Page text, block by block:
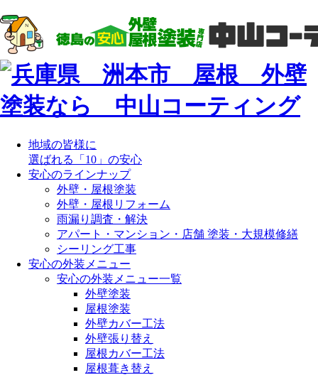
地域の皆様に
選ばれる「10」の安心
安心のラインナップ
外壁・屋根塗装
外壁・屋根リフォーム
雨漏り調査・解決
アパート・マンション・店舗 塗装・大規模修繕
シーリング工事
安心の外装メニュー
安心の外装メニュー一覧
外壁塗装
屋根塗装
外壁カバー工法
外壁張り替え
屋根カバー工法
屋根葺き替え